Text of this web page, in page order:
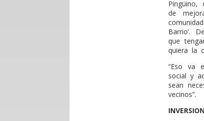
de
Barrio’.
que
quiera la
“Eso va
social y
sean
vecinos”.